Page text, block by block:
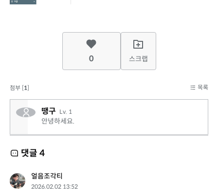
0 스크랩
첨부 [1] 목록
땡구 Lv. 1
안녕하세요.
댓글 4
얼음조각티
2026.02.02 13:52